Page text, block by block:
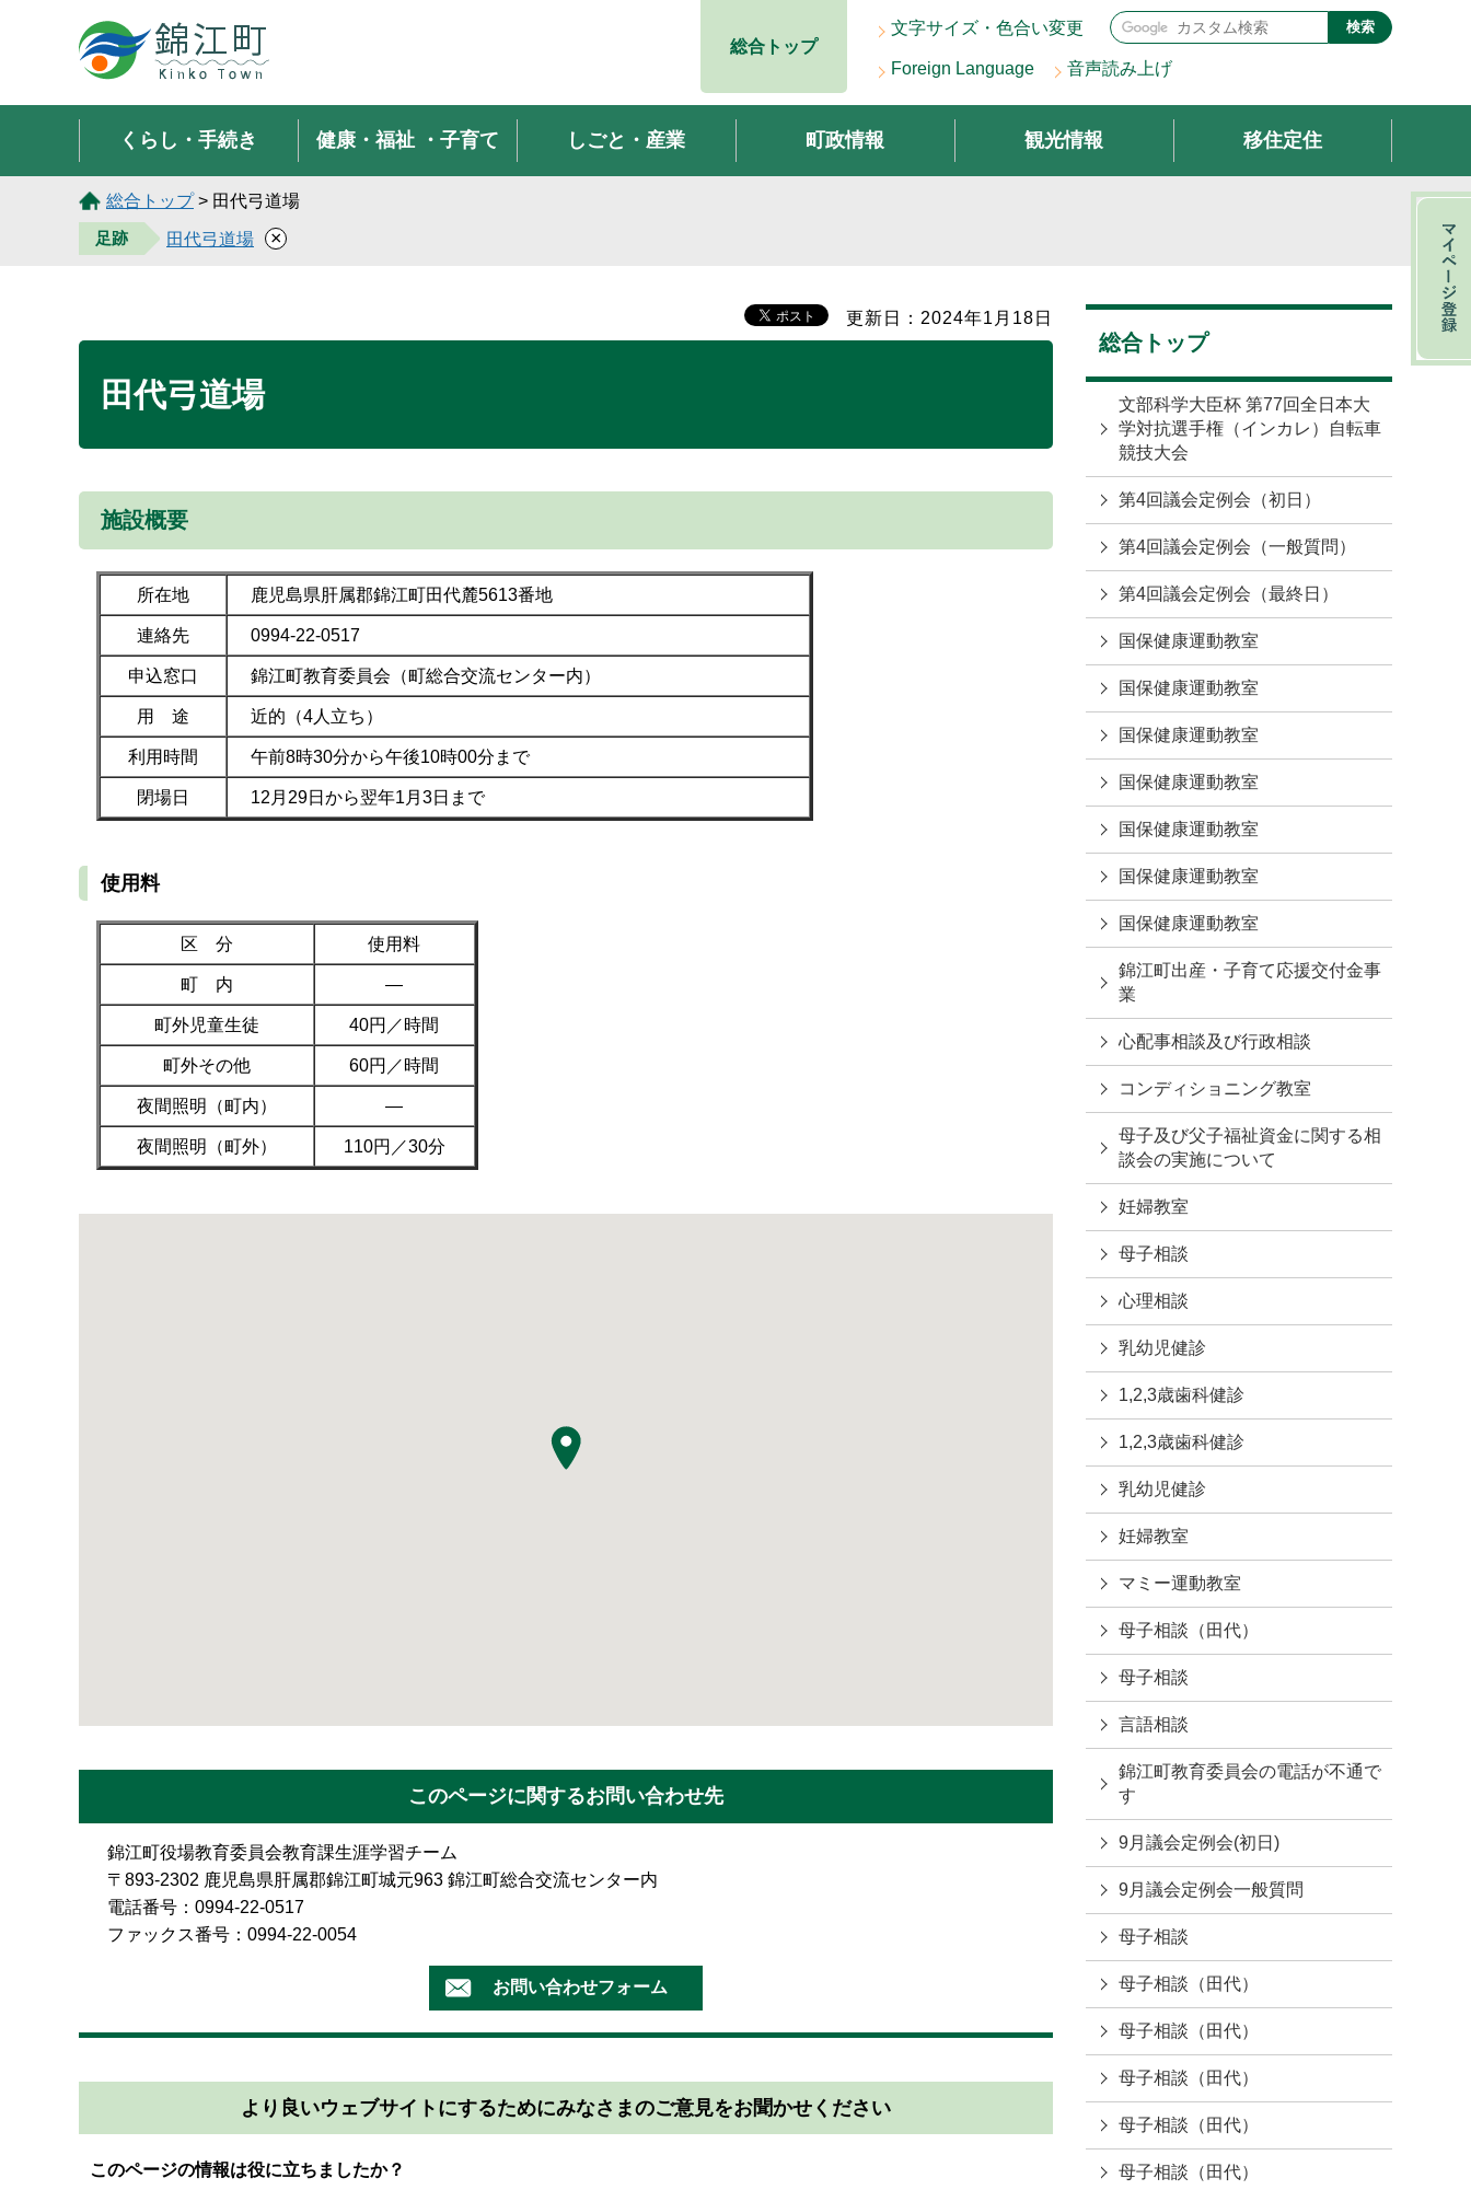
錦江町 Kinko Town
総合トップ
文字サイズ・色合い変更
Foreign Language 音声読み上げ
検索
くらし・手続き 健康・福祉・子育て しごと・産業 町政情報 観光情報 移住定住
総合トップ> 田代弓道場
足跡
田代弓道場 ×
更新日：2024年1月18日
田代弓道場
施設概要
所在地 鹿児島県肝属郡錦江町田代麓5613番地
連絡先 0994-22-0517
申込窓口 錦江町教育委員会（町総合交流センター内）
用 途 近的（4人立ち）
利用時間 午前8時30分から午後10時00分まで
閉場日 12月29日から翌年1月3日まで
使用料
区 分 使用料
町 内 ―
町外児童生徒 40円／時間
町外その他 60円／時間
夜間照明（町内） ―
夜間照明（町外） 110円／30分
このページに関するお問い合わせ先
錦江町役場教育委員会教育課生涯学習チーム
〒893-2302 鹿児島県肝属郡錦江町城元963 錦江町総合交流センター内
電話番号：0994-22-0517
ファックス番号：0994-22-0054
より良いウェブサイトにするためにみなさまのご意見をお聞かせください
このページの情報は役に立ちましたか？
総合トップ
文部科学大臣杯 第77回全日本大
学対抗選手権（インカレ）自転車
競技大会
第4回議会定例会（初日）
第4回議会定例会（一般質問）
第4回議会定例会（最終日）
国保健康運動教室
国保健康運動教室
国保健康運動教室
国保健康運動教室
国保健康運動教室
国保健康運動教室
国保健康運動教室
錦江町出産・子育て応援交付金事
業
心配事相談及び行政相談
コンディショニング教室
母子及び父子福祉資金に関する相
談会の実施について
妊婦教室
母子相談
心理相談
乳幼児健診
1,2,3歳歯科健診
1,2,3歳歯科健診
乳幼児健診
妊婦教室
マミー運動教室
母子相談（田代）
母子相談
言語相談
錦江町教育委員会の電話が不通で
す
9月議会定例会(初日)
9月議会定例会一般質問
母子相談
母子相談（田代）
母子相談（田代）
母子相談（田代）
母子相談（田代）
母子相談（田代）